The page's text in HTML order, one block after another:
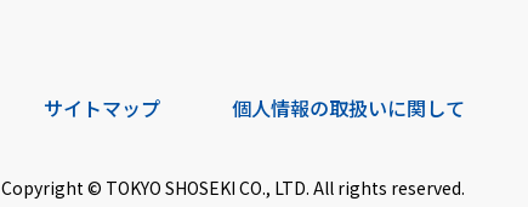
サイトマップ 個人情報の取扱いに関して
Copyright © TOKYO SHOSEKI CO., LTD. All rights reserved.